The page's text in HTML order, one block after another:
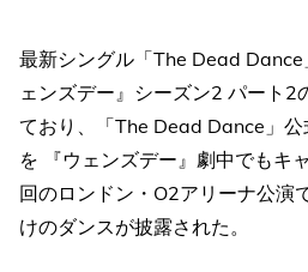
最新シングル「The Dead
ェンズデー』シーズン2 パート2
ており、「The Dead Dance」
を 『ウェンズデー』劇中でもキ
回のロンドン・O2アリーナ公演
けのダンスが披露された。